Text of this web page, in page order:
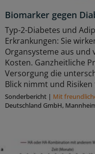
Biomarker gegen
Typ-2-Diabetes und
Erkrankungen: Sie
Organsysteme aus
Kosten. Ganzheitliche
Versorgung die
Blick nimmt und
Sonderbericht | Mit
Deutschland GmbH,